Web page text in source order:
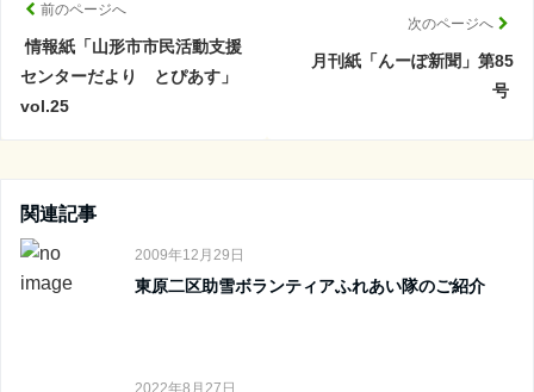
前のページへ
情報紙「山形市市民活動支援
センターだより とぴあす」
vol.25
次のページへ
月刊紙「んーぽ新聞」第85
号
関連記事
2009年12月29日
東原二区助雪ボランティアふれあい隊のご紹介
2022年8月27日